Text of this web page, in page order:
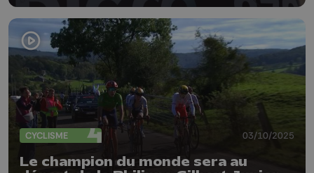
l'Atlantique
CYCLISME 03/10/2025
Le champion du monde sera au